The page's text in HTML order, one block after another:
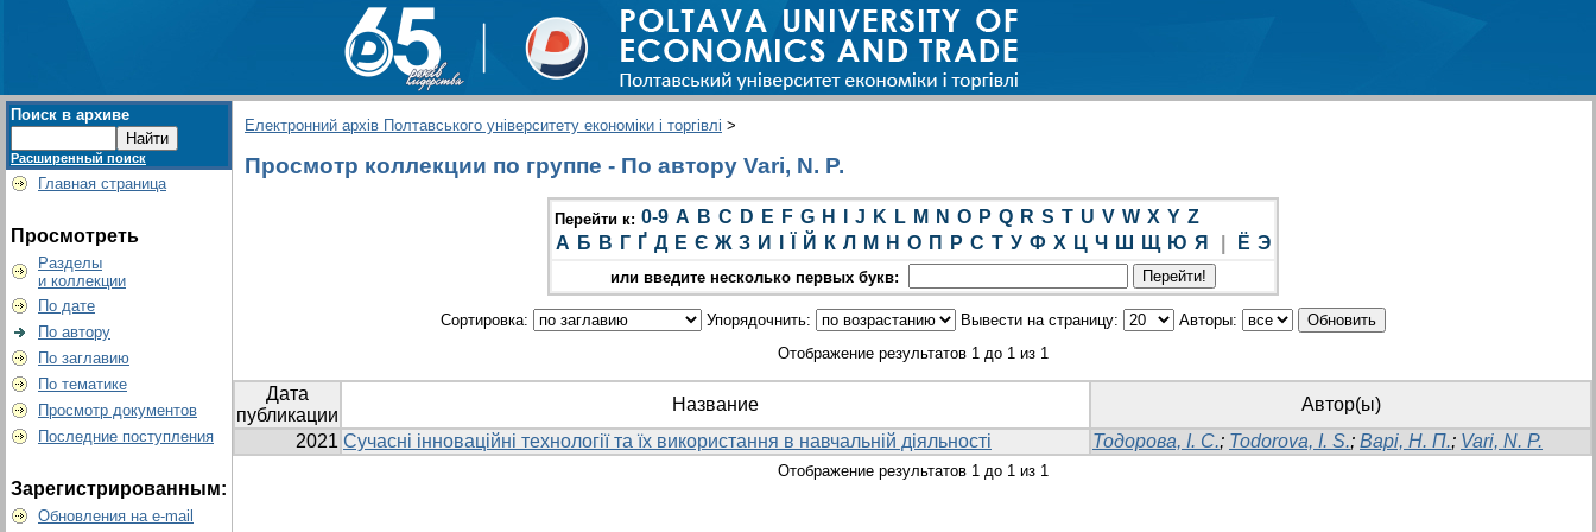
Поиск в архиве
Расширенный поиск
Главная страница
Просмотреть
Разделы
и коллекции
По дате
По автору
По заглавию
По тематике
Просмотр документов
Последние поступления
Зарегистрированным:
Обновления на e-mail
Електронний архів Полтавського університету економіки і торгівлі >
Просмотр коллекции по группе - По автору Vari, N. P.
Перейти к: 0-9 A B C D E F G H J K L M N O P Q R S T U V W X Y Z
А Б В Г Ґ Д Е Є Ж З И Й К Л М Н О П Р С Т У Ф Х Ц Ч Ш Щ Ю Я Ё Э
или введите несколько первых букв:
Сортировка: Упорядочнить: Вывести на страницу:
Авторы:
Отображение результатов 1 до 1 из 1
Дата
публикации
Название
Автор(ы)
2021 Сучасні інноваційні технології та їх використання в навчальній діяльності Тодорова, І. С.; Todorova, I. S.; Варі, Н. П.; Vari, N. P.
Отображение результатов 1 до 1 из 1